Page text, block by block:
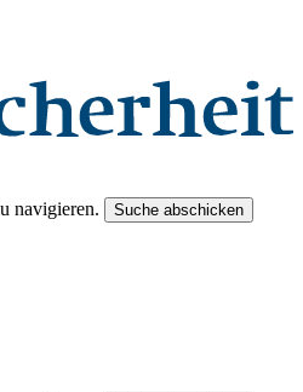
navigieren. Suche abschicken